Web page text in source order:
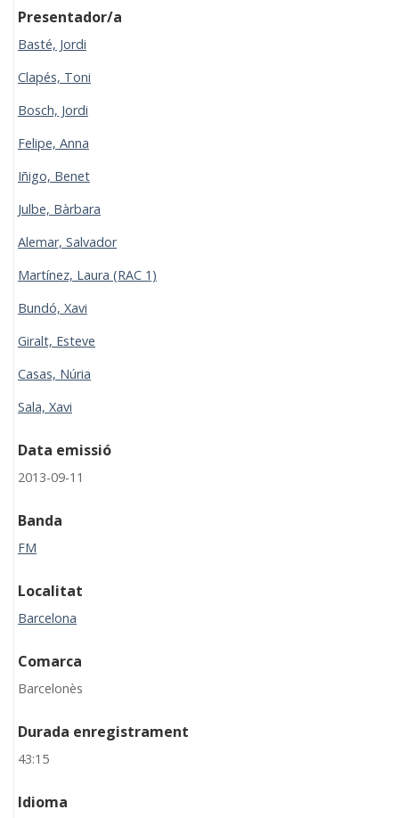
Presentador/a
Basté, Jordi
Clapés, Toni
Bosch, Jordi
Felipe, Anna
Iñigo, Benet
Julbe, Bàrbara
Alemar, Salvador
Martínez, Laura (RAC 1)
Bundó, Xavi
Giralt, Esteve
Casas, Núria
Sala, Xavi
Data emissió
2013-09-11
Banda
FM
Localitat
Barcelona
Comarca
Barcelonès
Durada enregistrament
43:15
Idioma